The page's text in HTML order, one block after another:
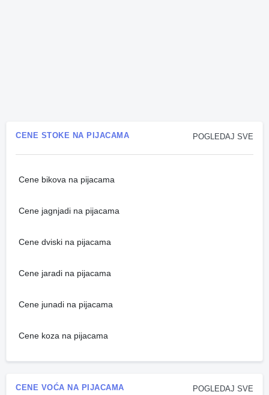
POGLEDAJ SVE
CENE STOKE NA PIJACAMA
Cene bikova na pijacama
Cene jagnjadi na pijacama
Cene dviski na pijacama
Cene jaradi na pijacama
Cene junadi na pijacama
Cene koza na pijacama
POGLEDAJ SVE
CENE VOĆA NA PIJACAMA